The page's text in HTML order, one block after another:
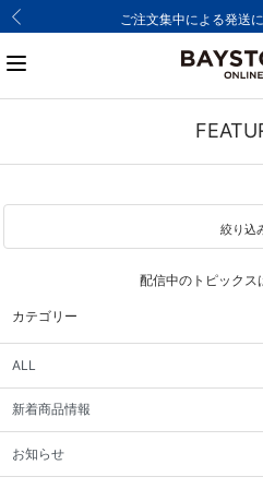
ご注文集中による発送
カテゴリー
ALL
新着商品情報
お知らせ
絞り込
配信中のトピックス